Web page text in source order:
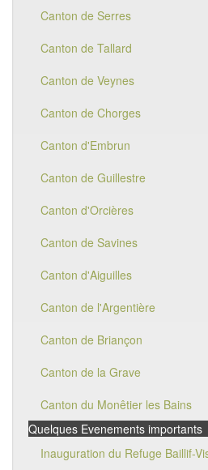
Canton de Serres
Canton de Tallard
Canton de Veynes
Canton de Chorges
Canton d'Embrun
Canton de Guillestre
Canton d'Orcières
Canton de Savines
Canton d'Aiguilles
Canton de l'Argentière
Canton de Briançon
Canton de la Grave
Canton du Monêtier les Bains
Quelques Evenements importants
Inauguration du Refuge Baillif-